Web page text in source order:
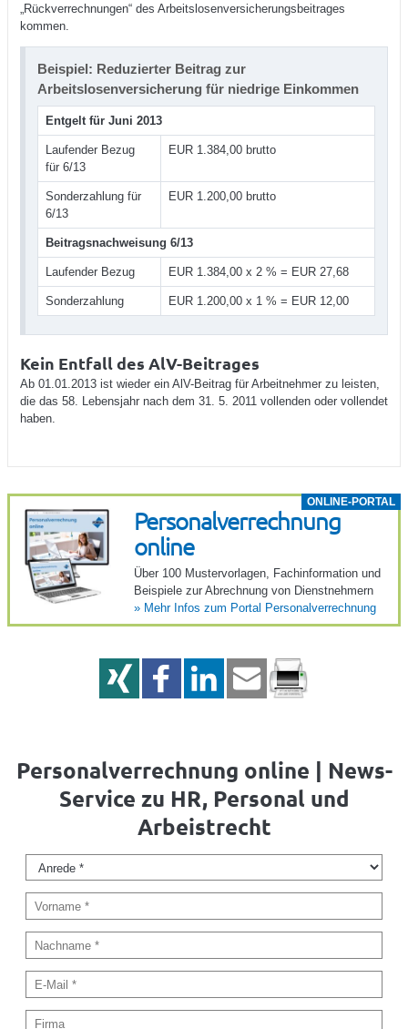
„Rückverrechnungen“ des Arbeitslosenversicherungsbeitrages
kommen.
Beispiel: Reduzierter Beitrag zur
Arbeitslosenversicherung für niedrige Einkommen
Entgelt für Juni 2013
Laufender Bezug
für 6/13
EUR 1.384,00 brutto
Sonderzahlung für
6/13
EUR 1.200,00 brutto
Beitragsnachweisung 6/13
Laufender Bezug EUR 1.384,00 x 2 % = EUR 27,68
Sonderzahlung EUR 1.200,00 x 1 % = EUR 12,00
Kein Entfall des AlV-Beitrages
Ab 01.01.2013 ist wieder ein AlV-Beitrag für Arbeitnehmer zu leisten,
die das 58. Lebensjahr nach dem 31. 5. 2011 vollenden oder vollendet
haben.
ONLINE-PORTAL
Perso­na­l­ver­rech­nung
online
Über 100 Muster­vor­lagen, Fach­in­for­ma­tion und
Beispiele zur Abrech­nung von Dienst­neh­mern
»Mehr Infos zum Portal Perso­na­l­ver­rech­nung
Personalverrechnung online | News-
Service zu HR, Personal und
Arbeistrecht